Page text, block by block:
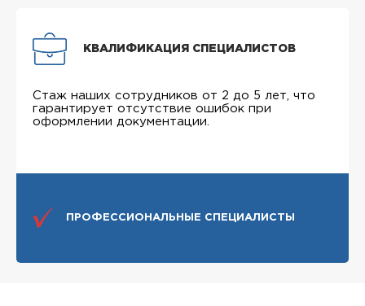
КВАЛИФИКАЦИЯ СПЕЦИАЛИСТОВ
Стаж наших сотрудников от 2 до 5 лет, что
гарантирует отсутствие ошибок при
оформлении документации.
ПРОФЕССИОНАЛЬНЫЕ СПЕЦИАЛИСТЫ